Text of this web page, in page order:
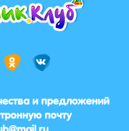
и предложений
почту